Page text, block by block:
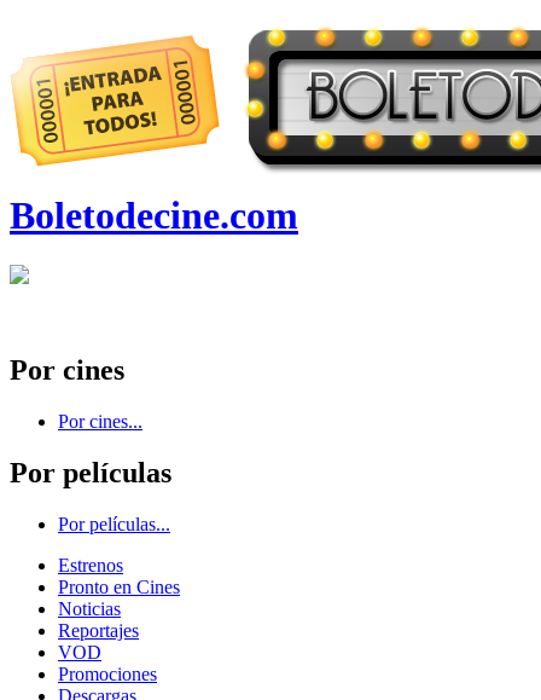
Boletodecine.com
Por cines
Por cines...
Por películas
Por películas...
Estrenos
Pronto en Cines
Noticias
Reportajes
VOD
Promociones
Descargas